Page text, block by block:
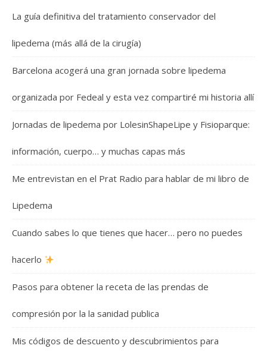
La guía definitiva del tratamiento conservador del
lipedema (más allá de la cirugía)
Barcelona acogerá una gran jornada sobre lipedema
organizada por Fedeal y esta vez compartiré mi historia allí
Jornadas de lipedema por LolesinShapeLipe y Fisioparque:
información, cuerpo… y muchas capas más
Me entrevistan en el Prat Radio para hablar de mi libro de
Lipedema
Cuando sabes lo que tienes que hacer… pero no puedes
hacerlo
Pasos para obtener la receta de las prendas de
compresión por la la sanidad publica
Mis códigos de descuento y descubrimientos para